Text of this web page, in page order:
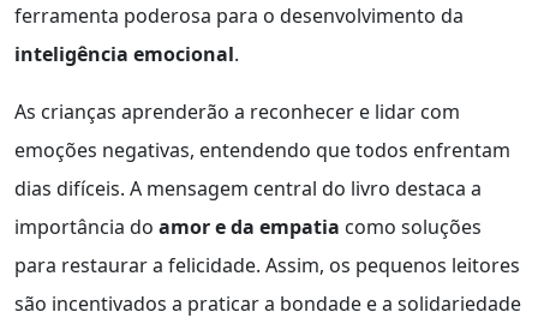
ferramenta poderosa para o desenvolvimento da
inteligência emocional.
As crianças aprenderão a reconhecer e lidar com
emoções negativas, entendendo que todos enfrentam
dias difíceis. A mensagem central do livro destaca a
importância do amor e da empatia como soluções
para restaurar a felicidade. Assim, os pequenos leitores
são incentivados a praticar a bondade e a solidariedade